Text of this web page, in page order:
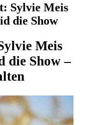
Sylvie Meis
die Show
Meis
die Show –